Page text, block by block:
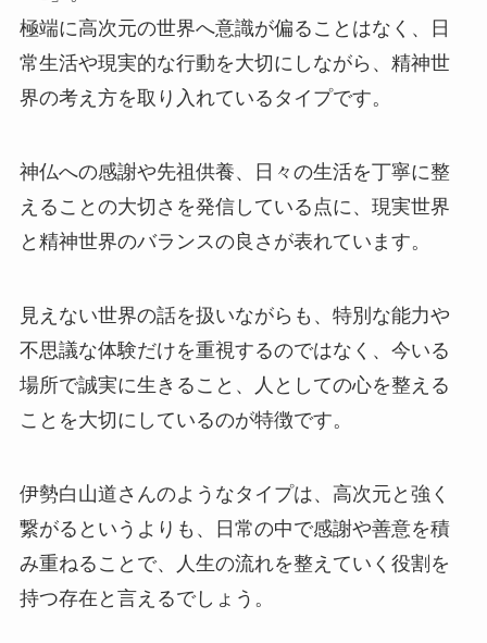
極端に高次元の世界へ意識が偏ることはなく、日
常生活や現実的な行動を大切にしながら、精神世
界の考え方を取り入れているタイプです。
神仏への感謝や先祖供養、日々の生活を丁寧に整
えることの大切さを発信している点に、現実世界
と精神世界のバランスの良さが表れています。
見えない世界の話を扱いながらも、特別な能力や
不思議な体験だけを重視するのではなく、今いる
場所で誠実に生きること、人としての心を整える
ことを大切にしているのが特徴です。
伊勢白山道さんのようなタイプは、高次元と強く
繋がるというよりも、日常の中で感謝や善意を積
み重ねることで、人生の流れを整えていく役割を
持つ存在と言えるでしょう。